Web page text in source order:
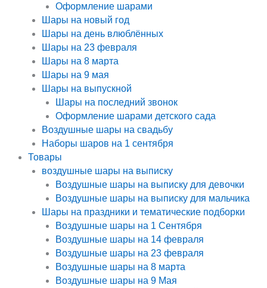
Оформление шарами
Шары на новый год
Шары на день влюблённых
Шары на 23 февраля
Шары на 8 марта
Шары на 9 мая
Шары на выпускной
Шары на последний звонок
Оформление шарами детского сада
Воздушные шары на свадьбу
Наборы шаров на 1 сентября
Товары
воздушные шары на выписку
Воздушные шары на выписку для девочки
Воздушные шары на выписку для мальчика
Шары на праздники и тематические подборки
Воздушные шары на 1 Сентября
Воздушные шары на 14 февраля
Воздушные шары на 23 февраля
Воздушные шары на 8 марта
Воздушные шары на 9 Мая